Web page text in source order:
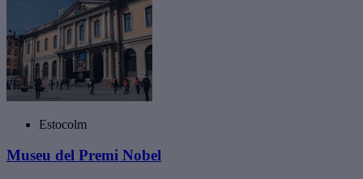
Estocolm
Museu del Premi Nobel